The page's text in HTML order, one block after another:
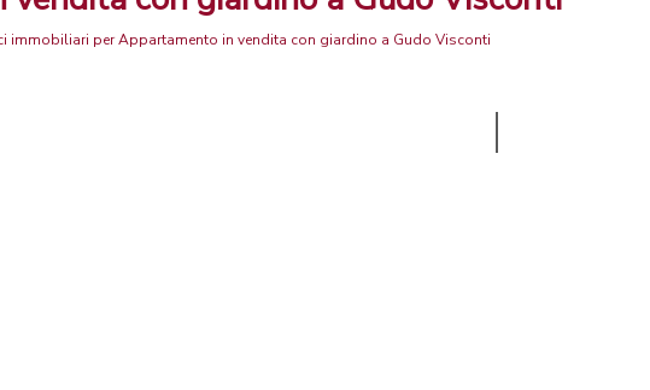
immobiliari per Appartamento in vendita con giardino a Gudo Visconti